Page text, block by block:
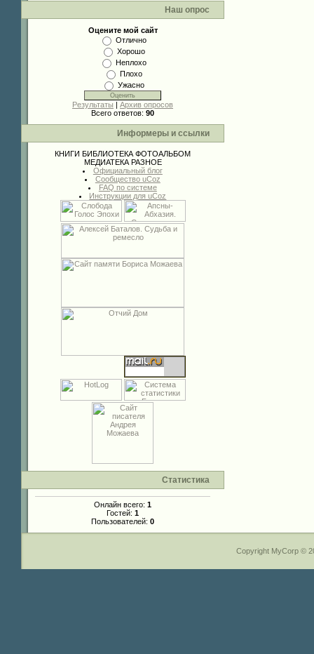
Наш опрос
Оцените мой сайт
Отлично
Хорошо
Неплохо
Плохо
Ужасно
Результаты | Архив опросов
Всего ответов: 90
Информеры и ссылки
КНИГИ БИБЛИОТЕКА ФОТОАЛЬБОМ
МЕДИАТЕКА РАЗНОЕ
Официальный блог
Сообщество uCoz
FAQ по системе
Инструкции для uCoz
Статистика
Онлайн всего: 1
Гостей: 1
Пользователей: 0
Copyright MyCorp ©